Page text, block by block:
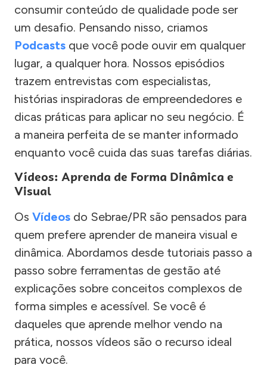
consumir conteúdo de qualidade pode ser
um desafio. Pensando nisso, criamos
Podcasts que você pode ouvir em qualquer
lugar, a qualquer hora. Nossos episódios
trazem entrevistas com especialistas,
histórias inspiradoras de empreendedores e
dicas práticas para aplicar no seu negócio. É
a maneira perfeita de se manter informado
enquanto você cuida das suas tarefas diárias.
Vídeos: Aprenda de Forma Dinâmica e
Visual
Os Vídeos do Sebrae/PR são pensados para
quem prefere aprender de maneira visual e
dinâmica. Abordamos desde tutoriais passo a
passo sobre ferramentas de gestão até
explicações sobre conceitos complexos de
forma simples e acessível. Se você é
daqueles que aprende melhor vendo na
prática, nossos vídeos são o recurso ideal
para você.